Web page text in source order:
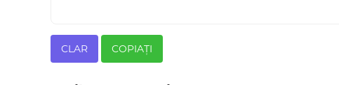
CLAR COPIAȚI